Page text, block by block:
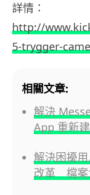
詳情：
http://
5-trygger-
相關文章:
解決
App 重新
解決困擾
改革 檔案